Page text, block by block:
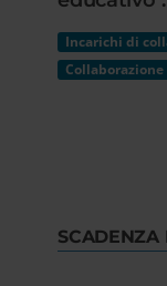
Incarichi di
SCADENZA